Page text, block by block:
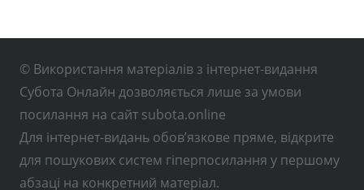
© Використання матеріалів з інтернет-видання
Субота Онлайн дозволяється лише за умови
посилання на сайт subota.online
Для інтернет-видань обов’язкове пряме, відкрите
для пошукових систем гіперпосилання у першому
абзаці на конкретний матеріал.